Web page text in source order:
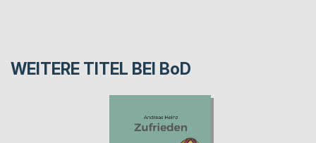
WEITERE TITEL BEI BoD